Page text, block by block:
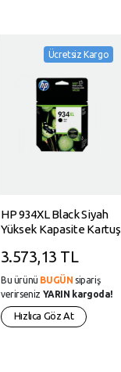
Ücretsiz Kargo
HP 934XL Black Siyah
Yüksek Kapasite Kartuş
3.573,13 TL
Bu ürünü BUGÜN sipariş
verirseniz YARIN kargoda!
Hızlıca Göz At